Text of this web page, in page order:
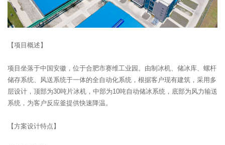
【项目概述】
项目坐落于中国安徽，位于合肥市赛维工业园。由制冰机、储冰库、螺杆
储存系统、风送系统于一体的全自动化系统，根据客户现有建筑，采用多
层设计，顶部为30吨片冰机，中部为10吨自动储冰系统，底部为风力输送
系统，为客户反应釜提供快速降温。
【方案设计特点】